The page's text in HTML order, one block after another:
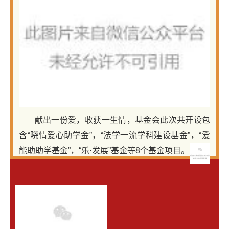
献出一份爱，收获一生情，基金会此次共开设包
含“晓情爱心助学金”，“法学一流学科建设基金”，“爱
能助助学基金”，“乐·发展”基金等8个基金项目。